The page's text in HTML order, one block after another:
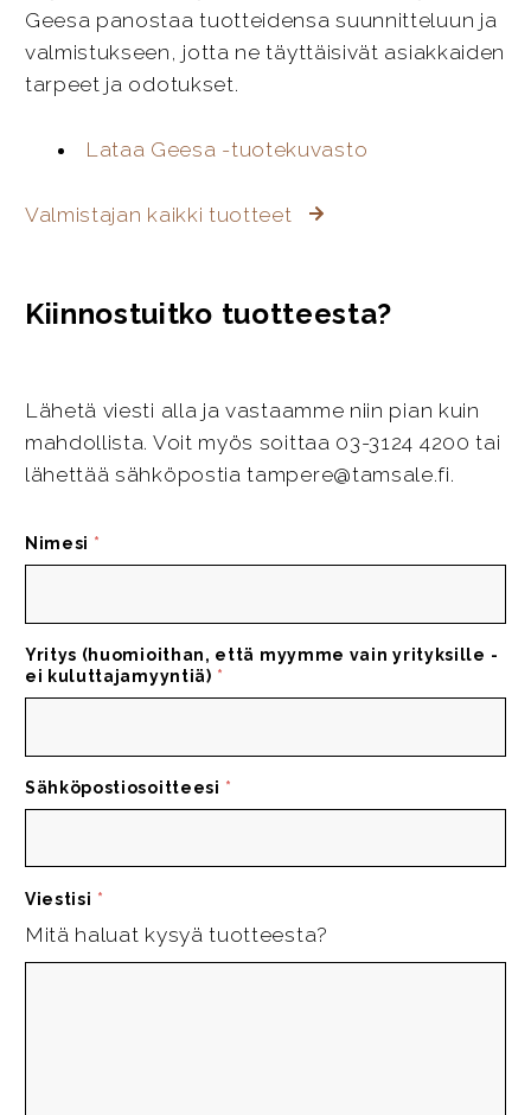
Geesa panostaa tuotteidensa suunnitteluun ja
valmistukseen, jotta ne täyttäisivät asiakkaiden
tarpeet ja odotukset.
Lataa Geesa -tuotekuvasto
Valmistajan kaikki tuotteet
Kiinnostuitko tuotteesta?
Lähetä viesti alla ja vastaamme niin pian kuin
mahdollista. Voit myös soittaa 03-3124 4200 tai
lähettää sähköpostia tampere@tamsale.fi.
Nimesi *
Yritys (huomioithan, että myymme vain yrityksille -
ei kuluttajamyyntiä) *
Sähköpostiosoitteesi *
Viestisi *
Mitä haluat kysyä tuotteesta?